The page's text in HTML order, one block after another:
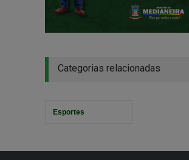
Categorias relacionadas
Esportes